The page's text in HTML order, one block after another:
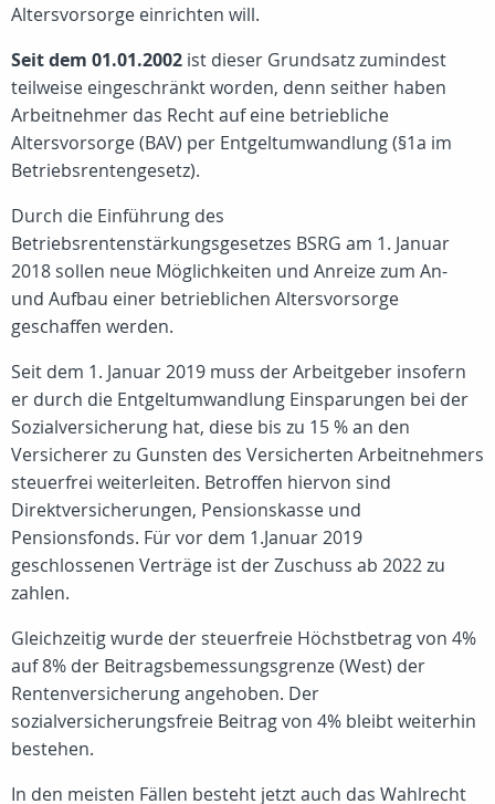
Altersvorsorge einrichten will.
Seit dem 01.01.2002 ist dieser Grundsatz zumindest
teilweise eingeschränkt worden, denn seither haben
Arbeitnehmer das Recht auf eine betriebliche
Altersvorsorge (BAV) per Entgeltumwandlung (§1a im
Betriebsrentengesetz).
Durch die Einführung des
Betriebsrentenstärkungsgesetzes BSRG am 1. Januar
2018 sollen neue Möglichkeiten und Anreize zum An-
und Aufbau einer betrieblichen Altersvorsorge
geschaffen werden.
Seit dem 1. Januar 2019 muss der Arbeitgeber insofern
er durch die Entgeltumwandlung Einsparungen bei der
Sozialversicherung hat, diese bis zu 15 % an den
Versicherer zu Gunsten des Versicherten Arbeitnehmers
steuerfrei weiterleiten. Betroffen hiervon sind
Direktversicherungen, Pensionskasse und
Pensionsfonds. Für vor dem 1.Januar 2019
geschlossenen Verträge ist der Zuschuss ab 2022 zu
zahlen.
Gleichzeitig wurde der steuerfreie Höchstbetrag von 4%
auf 8% der Beitragsbemessungsgrenze (West) der
Rentenversicherung angehoben. Der
sozialversicherungsfreie Beitrag von 4% bleibt weiterhin
bestehen.
In den meisten Fällen besteht jetzt auch das Wahlrecht